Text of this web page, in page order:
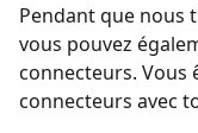
Pendant que nous
vous pouvez
connecteurs. Vous
connecteurs avec